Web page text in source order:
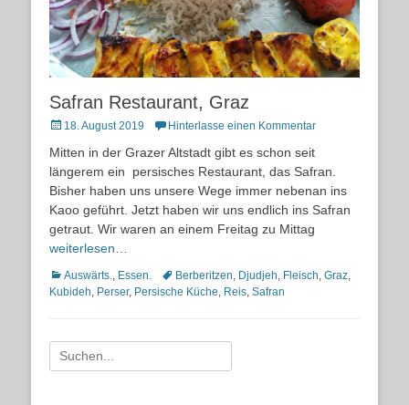
Safran Restaurant, Graz
Posted
18. August 2019 Hinterlasse einen Kommentar
Mitten in der Grazer Altstadt gibt es schon seit
längerem ein persisches Restaurant, das Safran.
Bisher haben uns unsere Wege immer nebenan ins
Kaoo geführt. Jetzt haben wir uns endlich ins Safran
getraut. Wir waren an einem Freitag zu Mittag
weiterlesen…
Kategorien
Auswärts., Essen. Schlagworte
Berberitzen, Djudjeh, Fleisch, Graz,
Kubideh, Perser, Persische Küche, Reis, Safran
Suche
nach: